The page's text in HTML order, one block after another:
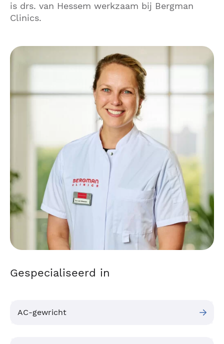
is drs. van Hessem werkzaam bij Bergman
Clinics.
Gespecialiseerd in
AC-gewricht